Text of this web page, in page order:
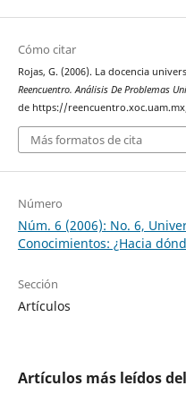
Cómo citar
Rojas, G. (2006). La docencia
Reencuentro. Análisis De Problemas
de https://
Más formatos de cita
Número
Núm. 6 (2006): No. 6,
Conocimientos: ¿Hacia
Sección
Artículos
Artículos más leídos